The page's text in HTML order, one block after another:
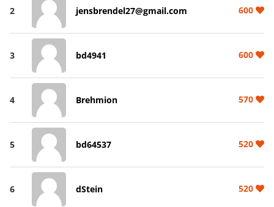
2 jensbrendel27@gmail.com 600
3 bd4941 600
4 Brehmion 570
5 bd64537 520
6 dStein 520